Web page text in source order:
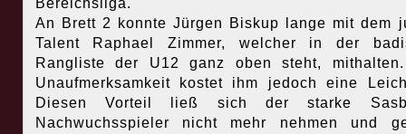
Bereichsliga.
An Brett 2 konnte Jürgen Biskup lange mit dem
Talent Raphael Zimmer, welcher in der
Rangliste der U12 ganz oben steht,
Unaufmerksamkeit kostet ihm jedoch eine
Diesen Vorteil ließ sich der starke
Nachwuchsspieler nicht mehr nehmen und